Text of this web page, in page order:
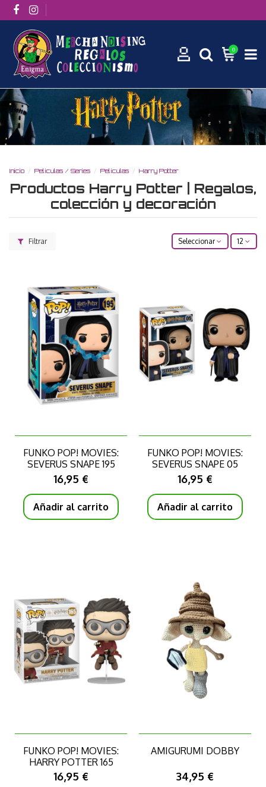
0
Inicio Películas / Series Películas Harry Potter
Productos Harry Potter | Regalos,
colección y decoración
Filtrar Seleccionar 12
FUNKO POP! MOVIES:
SEVERUS SNAPE 195
16,95 €
Añadir al carrito
FUNKO POP! MOVIES:
SEVERUS SNAPE 05
16,95 €
Añadir al carrito
FUNKO POP! MOVIES:
HARRY POTTER 165
16,95 €
AMIGURUMI DOBBY
34,95 €